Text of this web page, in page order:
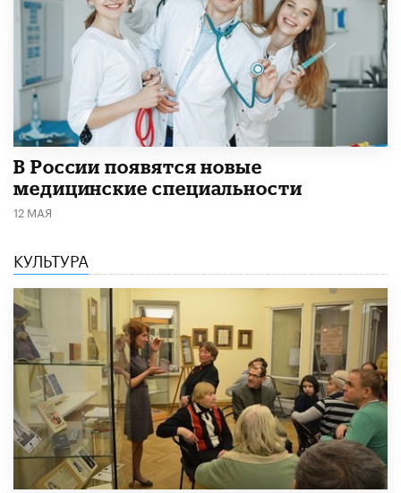
В России появятся новые
медицинские специальности
12 МАЯ
КУЛЬТУРА